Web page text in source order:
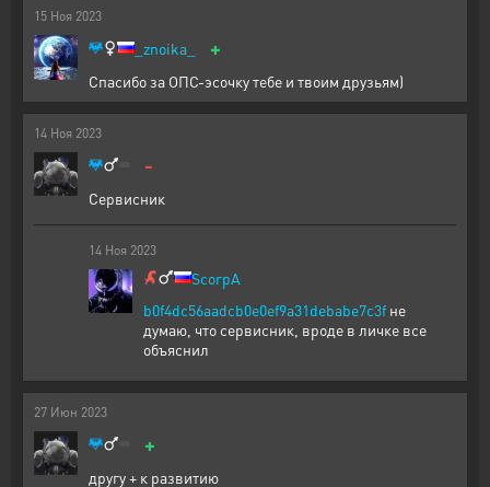
15 Ноя 2023
_znoika_ +
Спасибо за ОПС-эсочку тебе и твоим друзьям)
14 Ноя 2023
-
Сервисник
14 Ноя 2023
ScorpA
b0f4dc56aadcb0e0ef9a31debabe7c3f не
думаю, что сервисник, вроде в личке все
объяснил
27 Июн 2023
+
другу + к развитию